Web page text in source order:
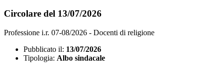
Circolare del 13/07/2026
Professione i.r. 07-08/2026 - Docenti di religione
Pubblicato il: 13/07/2026
Tipologia: Albo sindacale